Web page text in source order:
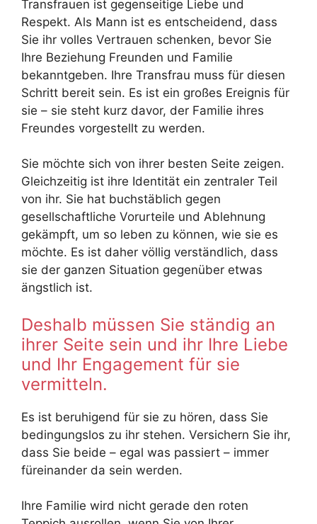
Transfrauen ist gegenseitige Liebe und
Respekt. Als Mann ist es entscheidend, dass
Sie ihr volles Vertrauen schenken, bevor Sie
Ihre Beziehung Freunden und Familie
bekanntgeben. Ihre Transfrau muss für diesen
Schritt bereit sein. Es ist ein großes Ereignis für
sie – sie steht kurz davor, der Familie ihres
Freundes vorgestellt zu werden.
Sie möchte sich von ihrer besten Seite zeigen.
Gleichzeitig ist ihre Identität ein zentraler Teil
von ihr. Sie hat buchstäblich gegen
gesellschaftliche Vorurteile und Ablehnung
gekämpft, um so leben zu können, wie sie es
möchte. Es ist daher völlig verständlich, dass
sie der ganzen Situation gegenüber etwas
ängstlich ist.
Deshalb müssen Sie ständig an
ihrer Seite sein und ihr Ihre Liebe
und Ihr Engagement für sie
vermitteln.
Es ist beruhigend für sie zu hören, dass Sie
bedingungslos zu ihr stehen. Versichern Sie ihr,
dass Sie beide – egal was passiert – immer
füreinander da sein werden.
Ihre Familie wird nicht gerade den roten